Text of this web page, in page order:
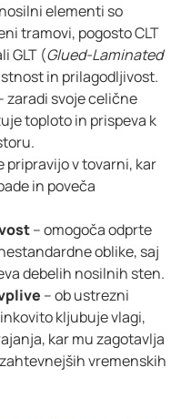
elementi so
tramovi, pogosto CLT
GLT (Glued-Laminated
in prilagodljivost.
zaradi svoje celične
toploto in prispeva k
pripravijo v tovarni, kar
in poveča
– omogoča odprte
oblike, saj
debelih nosilnih sten.
– ob ustrezni
kljubuje vlagi,
kar mu zagotavlja
vremenskih